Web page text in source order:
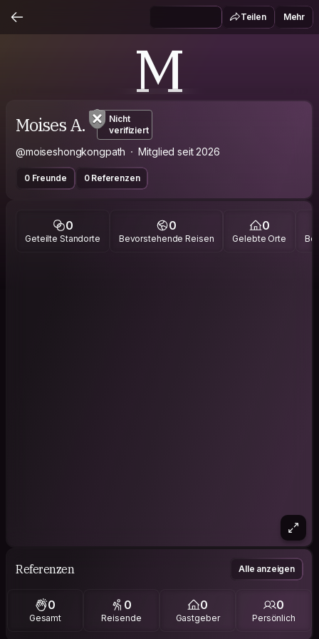
Teilen Mehr
M
Moises A.
Nicht
verifiziert
@moiseshongkongpath Mitglied seit 2026
0 Freunde 0 Referenzen
0
Geteilte Standorte
0
Bevorstehende Reisen
0
Gelebte Orte
Referenzen Alle anzeigen
0
Gesamt
0
Reisende
0
Gastgeber
0
Persönlich